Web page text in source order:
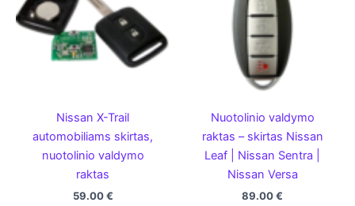
Nissan X-Trail
automobiliams skirtas,
nuotolinio valdymo
raktas
59.00€
Nuotolinio valdymo
raktas – skirtas Nissan
Leaf | Nissan Sentra |
Nissan Versa
89.00€